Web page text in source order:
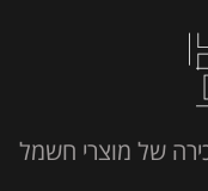
של מוצרי חשמל